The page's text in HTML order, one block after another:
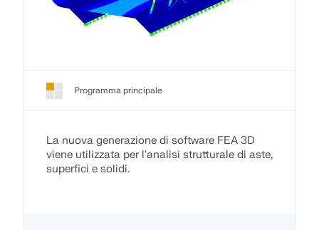
Programma principale
La nuova generazione di software FEA 3D
viene utilizzata per l'analisi strutturale di aste,
superfici e solidi.